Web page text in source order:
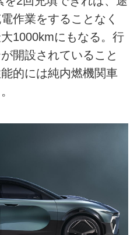
作業をすることなく
1000kmにもなる。行
開設されていること
的には純内燃機関車